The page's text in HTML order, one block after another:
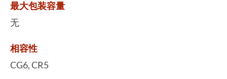
最大包装容量
无
相容性
CG6, CR5